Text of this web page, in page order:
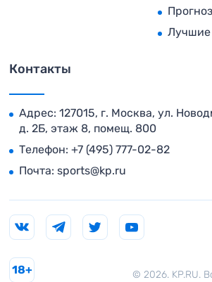
Лучшие
Контакты
Адрес: 127015, г. Москва, ул.
д. 2Б, этаж 8, помещ. 800
Телефон: +7 (495) 777-02-82
Почта: sports@kp.ru
© 2026. KP.RU.
18+